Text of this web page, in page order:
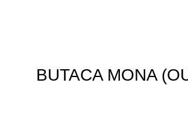
BUTACA MONA